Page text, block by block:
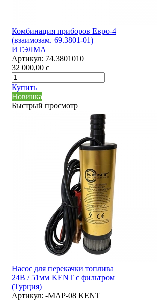
Комбинация приборов Евро-4
(взаимозам. 69.3801-01)
ИТЭЛМА
Артикул: 74.3801010
32 000,00 c
Купить
Новинка
Быстрый просмотр
Насос для перекачки топлива
24В / 51мм KENT с фильтром
(Турция)
Артикул: -MAP-08 KENT